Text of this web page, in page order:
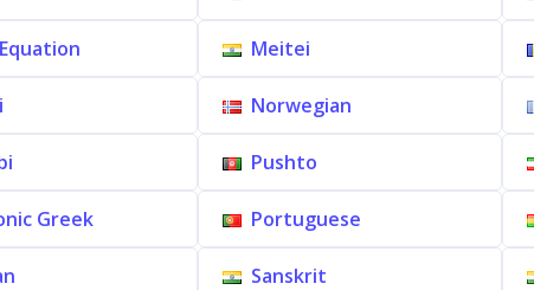
Meitei
Norwegian
Pushto
Greek Portuguese
Sanskrit